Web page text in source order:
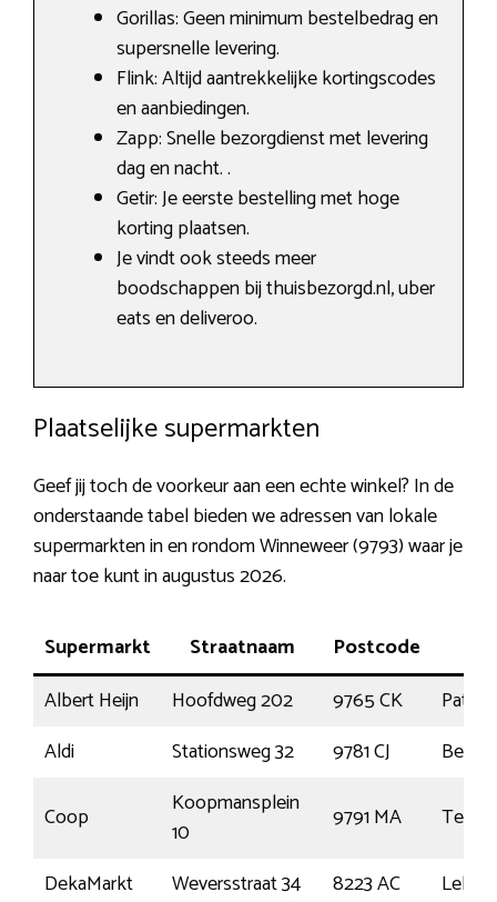
Gorillas: Geen minimum bestelbedrag en
supersnelle levering.
Flink: Altijd aantrekkelijke kortingscodes
en aanbiedingen.
Zapp: Snelle bezorgdienst met levering
dag en nacht. .
Getir: Je eerste bestelling met hoge
korting plaatsen.
Je vindt ook steeds meer
boodschappen bij thuisbezorgd.nl, uber
eats en deliveroo.
Plaatselijke supermarkten
Geef jij toch de voorkeur aan een echte winkel? In de
onderstaande tabel bieden we adressen van lokale
supermarkten in en rondom Winneweer (9793) waar je
naar toe kunt in augustus 2026.
Supermarkt Straatnaam Postcode
Albert Heijn
Hoofdweg 202 9765 CK
Aldi
Stationsweg 32 9781 CJ
Coop
Koopmansplein
10
9791 MA
Ten
DekaMarkt
Weversstraat 34 8223 AC